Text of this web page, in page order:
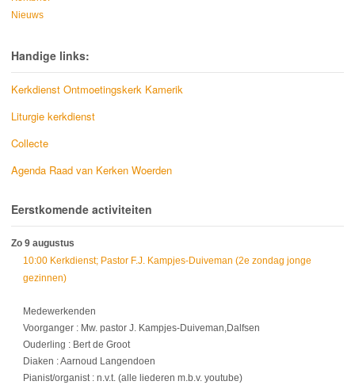
Nieuws
Handige links:
Kerkdienst Ontmoetingskerk Kamerik
Liturgie kerkdienst
Collecte
Agenda Raad van Kerken Woerden
Eerstkomende activiteiten
Zo 9 augustus
10:00 Kerkdienst; Pastor F.J. Kampjes-Duiveman (2e zondag jonge
gezinnen)
Medewerkenden
Voorganger : Mw. pastor J. Kampjes-Duiveman,Dalfsen
Ouderling : Bert de Groot
Diaken : Aarnoud Langendoen
Pianist/organist : n.v.t. (alle liederen m.b.v. youtube)